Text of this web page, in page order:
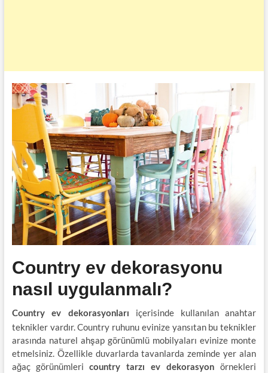
Country ev dekorasyonu
nasıl uygulanmalı?
Country ev dekorasyonları
içerisinde kullanılan anahtar
teknikler vardır. Country ruhunu evinize yansıtan bu teknikler
arasında naturel ahşap görünümlü mobilyaları evinize monte
etmelsiniz. Özellikle duvarlarda tavanlarda zeminde yer alan
ağaç görünümleri
country tarzı ev dekorasyonörnekleri